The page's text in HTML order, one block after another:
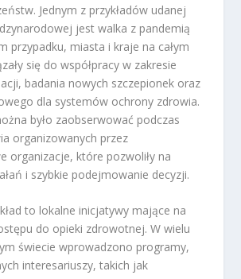
Jednym z przykładów udanej
jest walka z pandemią
przypadku, miasta i kraje na całym
się do współpracy w zakresie
badania nowych szczepionek oraz
dla systemów ochrony zdrowia.
było zaobserwować podczas
organizowanych przez
organizacje, które pozwoliły na
i szybkie podejmowanie decyzji.
to lokalne inicjatywy mające na
do opieki zdrowotnej. W wielu
świecie wprowadzono programy,
interesariuszy, takich jak